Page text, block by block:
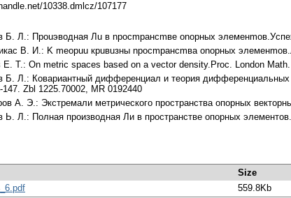
10338.dmlcz/107177
Б. Л.: Пpouэвoднaя Лu в npocmpaнcmвe onopныx
B. И.: K meopuu кpuвuзны npocmpaнcmвa onopныx
E. Т.: Оn metric spaces based on a vector density.Рrос. London
Б. Л.: Ковариантный дифференциал и теория дифференциальных
147. Zbl 1225.70002, MR 0192440
А. Э.: Экстремали метрического пространства опорных
Ь. Л.: Полная производная Ли в пространстве опорных
Size
559.8Kb